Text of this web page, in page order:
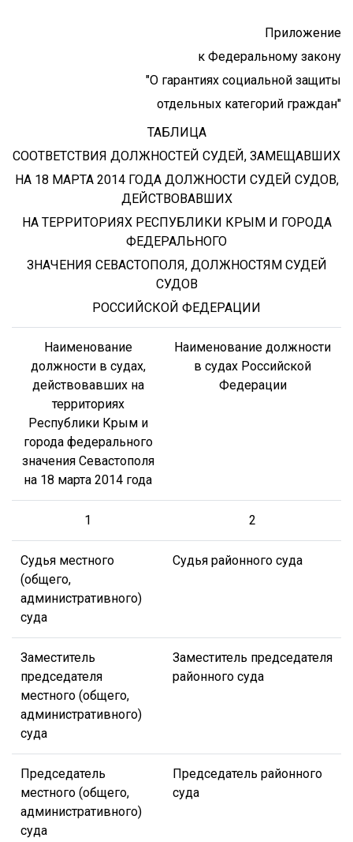
Приложение
к Федеральному закону
"О гарантиях социальной защиты
отдельных категорий граждан"
ТАБЛИЦА
СООТВЕТСТВИЯ ДОЛЖНОСТЕЙ СУДЕЙ, ЗАМЕЩАВШИХ
НА 18 МАРТА 2014 ГОДА ДОЛЖНОСТИ СУДЕЙ СУДОВ,
ДЕЙСТВОВАВШИХ
НА ТЕРРИТОРИЯХ РЕСПУБЛИКИ КРЫМ И ГОРОДА
ФЕДЕРАЛЬНОГО
ЗНАЧЕНИЯ СЕВАСТОПОЛЯ, ДОЛЖНОСТЯМ СУДЕЙ
СУДОВ
РОССИЙСКОЙ ФЕДЕРАЦИИ
Наименование
должности в судах,
действовавших на
территориях
Республики Крым и
города федерального
значения Севастополя
на 18 марта 2014 года
Наименование должности
в судах Российской
Федерации
1 2
Судья местного
(общего,
административного)
суда
Судья районного суда
Заместитель
председателя
местного (общего,
административного)
суда
Заместитель председателя
районного суда
Председатель
местного (общего,
административного)
суда
Председатель районного
суда